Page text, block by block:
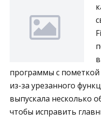
программы с
из-за урезанного
выпускала несколько
чтобы исправить